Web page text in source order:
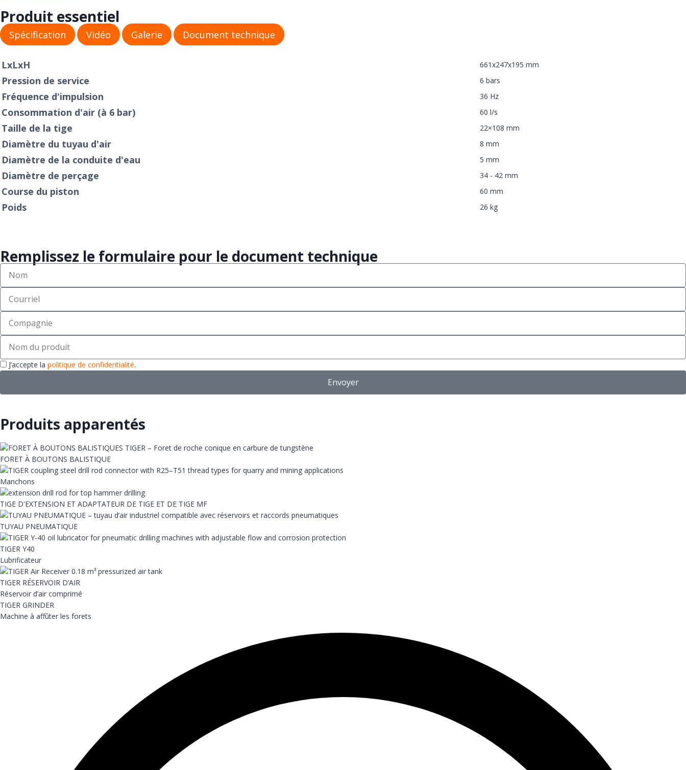
Produit essentiel
Spécification Vidéo Galerie Document technique
LxLxH 661x247x195 mm
Pression de service 6 bars
Fréquence d'impulsion 36 Hz
Consommation d'air (à 6 bar) 60 l/s
Taille de la tige 22×108 mm
Diamètre du tuyau d'air 8 mm
Diamètre de la conduite d'eau 5 mm
Diamètre de perçage 34 - 42 mm
Course du piston 60 mm
Poids 26 kg
Remplissez le formulaire pour le document technique
J’accepte la politique de confidentialité.
Envoyer
Produits apparentés
FORET À BOUTONS BALISTIQUE
Manchons
TIGE D'EXTENSION ET ADAPTATEUR DE TIGE ET DE TIGE MF
TUYAU PNEUMATIQUE
TIGER Y40
Lubrificateur
TIGER RÉSERVOIR D’AIR
Réservoir d’air comprimé
TIGER GRINDER
Machine à affûter les forets